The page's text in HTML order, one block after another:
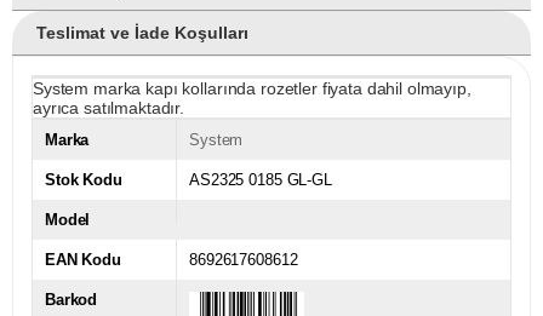
Teslimat ve İade Koşulları
System marka kapı kollarında rozetler fiyata dahil olmayıp,
ayrıca satılmaktadır.
Marka System
Stok Kodu AS2325 0185 GL-GL
Model
EAN Kodu 8692617608612
Barkod